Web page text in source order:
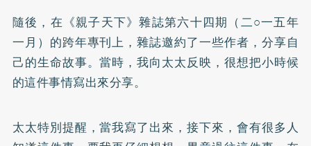
隨後，在《親子天下》雜誌第六十四期（二○一五年
一月）的跨年專刊上，雜誌邀約了一些作者，分享自
己的生命故事。當時，我向太太反映，很想把小時候
的這件事情寫出來分享。
太太特別提醒，當我寫了出來，接下來，會有很多人